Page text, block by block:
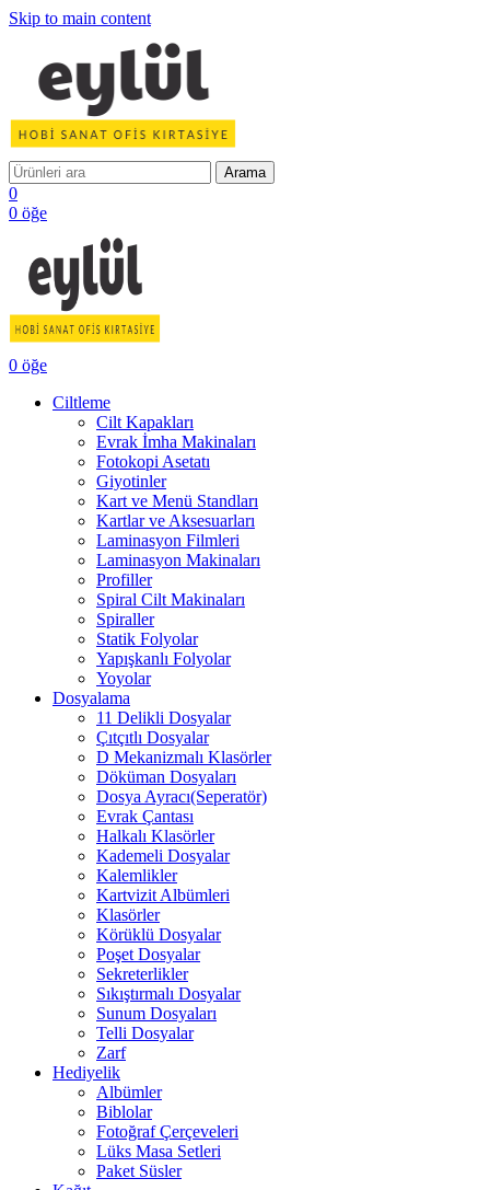
Skip to main content
Arama
0
0 öğe
0 öğe
Ciltleme
Cilt Kapakları
Evrak İmha Makinaları
Fotokopi Asetatı
Giyotinler
Kart ve Menü Standları
Kartlar ve Aksesuarları
Laminasyon Filmleri
Laminasyon Makinaları
Profiller
Spiral Cilt Makinaları
Spiraller
Statik Folyolar
Yapışkanlı Folyolar
Yoyolar
Dosyalama
11 Delikli Dosyalar
Çıtçıtlı Dosyalar
D Mekanizmalı Klasörler
Döküman Dosyaları
Dosya Ayracı(Seperatör)
Evrak Çantası
Halkalı Klasörler
Kademeli Dosyalar
Kalemlikler
Kartvizit Albümleri
Klasörler
Körüklü Dosyalar
Poşet Dosyalar
Sekreterlikler
Sıkıştırmalı Dosyalar
Sunum Dosyaları
Telli Dosyalar
Zarf
Hediyelik
Albümler
Biblolar
Fotoğraf Çerçeveleri
Lüks Masa Setleri
Paket Süsler